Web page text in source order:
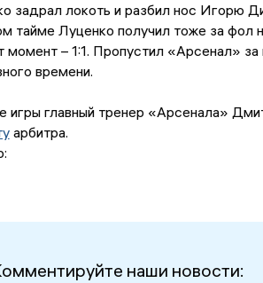
задрал локоть и разбил нос Игорю
тайме Луценко получил тоже за фол
момент – 1:1. Пропустил «Арсенал»
времени.
игры главный тренер «Арсенала»
арбитра.
наши новости: